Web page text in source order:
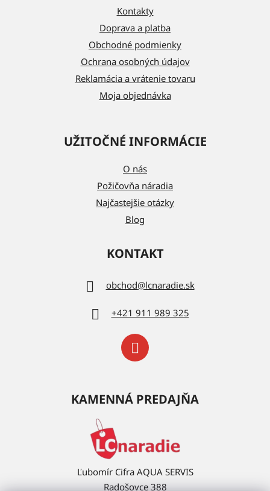
Kontakty
Doprava a platba
Obchodné podmienky
Ochrana osobných údajov
Reklamácia a vrátenie tovaru
Moja objednávka
UŽITOČNÉ INFORMÁCIE
O nás
Požičovňa náradia
Najčastejšie otázky
Blog
KONTAKT
obchod@lcnaradie.sk
+421 911 989 325
KAMENNÁ PREDAJŇA
Ľubomír Cifra AQUA SERVIS
Radošovce 388